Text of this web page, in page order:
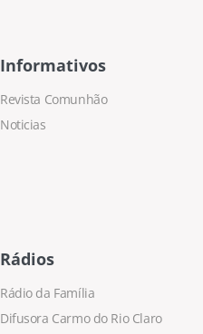
Informativos
Revista Comunhão
Noticias
Rádios
Rádio da Família
Difusora Carmo do Rio Claro